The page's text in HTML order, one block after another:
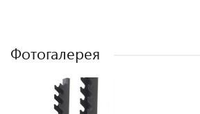
Фотогалерея